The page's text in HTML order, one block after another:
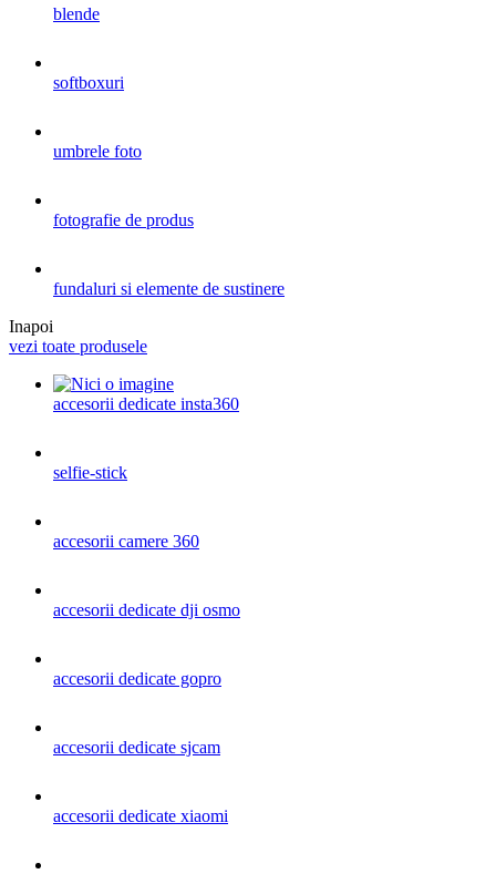
blende
softboxuri
umbrele foto
fotografie de produs
fundaluri si elemente de sustinere
Inapoi
vezi toate produsele
accesorii dedicate insta360
selfie-stick
accesorii camere 360
accesorii dedicate dji osmo
accesorii dedicate gopro
accesorii dedicate sjcam
accesorii dedicate xiaomi